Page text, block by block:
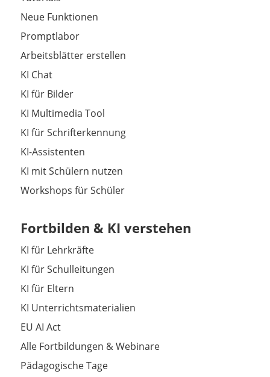
Neue Funktionen
Promptlabor
Arbeitsblätter erstellen
KI Chat
KI für Bilder
KI Multimedia Tool
KI für Schrifterkennung
KI-Assistenten
KI mit Schülern nutzen
Workshops für Schüler
Fortbilden & KI verstehen
KI für Lehrkräfte
KI für Schulleitungen
KI für Eltern
KI Unterrichtsmaterialien
EU AI Act
Alle Fortbildungen & Webinare
Pädagogische Tage